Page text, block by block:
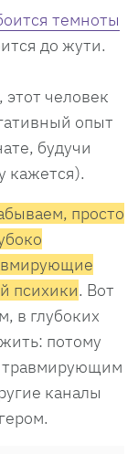
темноты
до жути.
этот человек
опыт
будучи
кажется).
просто
психики. Вот
в глубоких
потому
травмирующим
каналы